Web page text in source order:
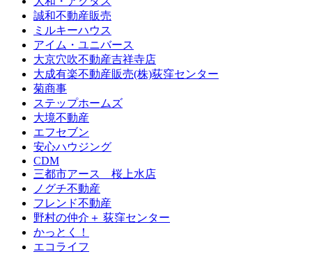
誠和不動産販売
ミルキーハウス
アイム・ユニバース
大京穴吹不動産吉祥寺店
大成有楽不動産販売(株)荻窪センター
菊商事
ステップホームズ
大境不動産
エフセブン
安心ハウジング
CDM
三都市アース 桜上水店
ノグチ不動産
フレンド不動産
野村の仲介＋ 荻窪センター
かっとく！
エコライフ